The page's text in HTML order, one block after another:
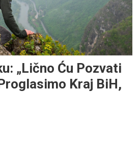
„Lično Ću Pozvati
Kraj BiH,